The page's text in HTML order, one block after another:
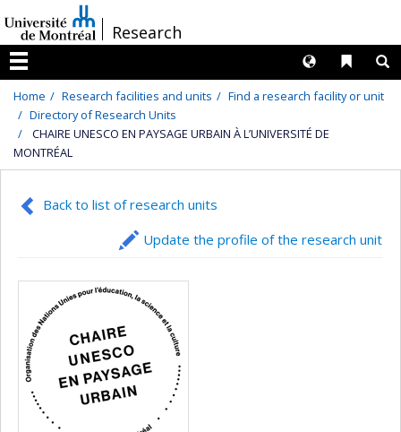
au
contenu
/Research
Menu
Liens
Langues
Home Research facilities and units
Find a research facility or unit
Directory of Research Units
CHAIRE UNESCO EN PAYSAGE URBAIN À L’UNIVERSITÉ DE
MONTRÉAL
Back to list of research units
Update the profile of the research unit